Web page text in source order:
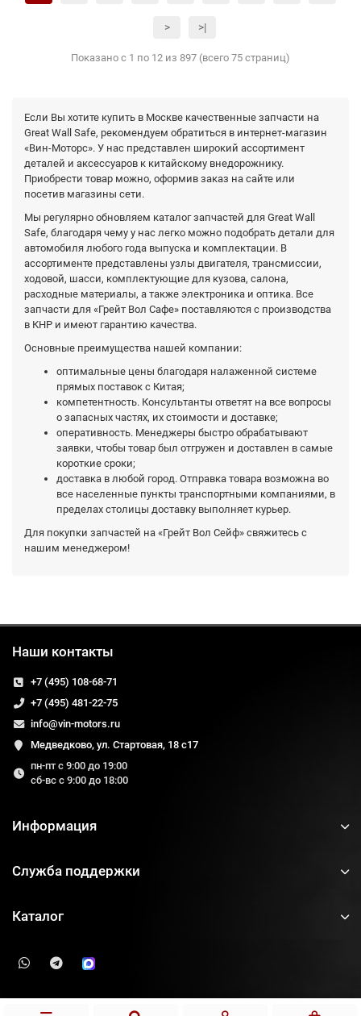
> >|
Показано с 1 по 12 из 897 (всего 75 страниц)
Если Вы хотите купить в Москве качественные запчасти на
Great Wall Safe, рекомендуем обратиться в интернет-магазин
«Вин-Моторс». У нас представлен широкий ассортимент
деталей и аксессуаров к китайскому внедорожнику.
Приобрести товар можно, оформив заказ на сайте или
посетив магазины сети.
Мы регулярно обновляем каталог запчастей для Great Wall
Safe, благодаря чему у нас легко можно подобрать детали для
автомобиля любого года выпуска и комплектации. В
ассортименте представлены узлы двигателя, трансмиссии,
ходовой, шасси, комплектующие для кузова, салона,
расходные материалы, а также электроника и оптика. Все
запчасти для «Грейт Вол Сафе» поставляются с производства
в КНР и имеют гарантию качества.
Основные преимущества нашей компании:
оптимальные цены благодаря налаженной системе
прямых поставок с Китая;
компетентность. Консультанты ответят на все вопросы
о запасных частях, их стоимости и доставке;
оперативность. Менеджеры быстро обрабатывают
заявки, чтобы товар был отгружен и доставлен в самые
короткие сроки;
доставка в любой город. Отправка товара возможна во
все населенные пункты транспортными компаниями, в
пределах столицы доставку выполняет курьер.
Для покупки запчастей на «Грейт Вол Сейф» свяжитесь с
нашим менеджером!
Наши контакты
+7 (495) 108-68-71
+7 (495) 481-22-75
info@vin-motors.ru
Медведково, ул. Стартовая, 18 с17
пн-пт с 9:00 до 19:00
сб-вс с 9:00 до 18:00
Информация
Служба поддержки
Каталог